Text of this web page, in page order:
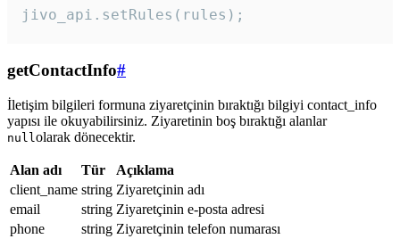
jivo_api.setRules(rules);
getContactInfo#
İletişim bilgileri formuna ziyaretçinin bıraktığı bilgiyi contact_info
yapısı ile okuyabilirsiniz. Ziyaretinin boş bıraktığı alanlar
null olarak dönecektir.
Alan adı Tür
Açıklama
client_name string Ziyaretçinin adı
email
string Ziyaretçinin e-posta adresi
phone
string Ziyaretçinin telefon numarası